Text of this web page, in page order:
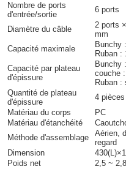
Nombre de ports
d'entrée/sortie
6 ports
Diamètre du câble
2 ports
mm
Capacité maximale
Bunchy
Ruban :
Capacité par plateau
d'épissure
Bunchy
couche
Ruban :
Quantité de plateau
d'épissure
4 pièces
Matériau du corps
PC
Matériau d'étanchéité
Méthode d'assemblage
Aérien,
regard
Dimension
Poids net
2,5 ~